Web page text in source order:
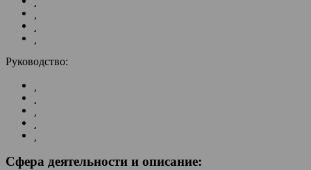
Руководство:
Сфера деятельности и описание: